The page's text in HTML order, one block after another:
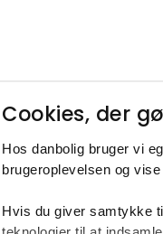
Cookies, der
Hos danbolig bruger vi
brugeroplevelsen og
Hvis du giver samtykke